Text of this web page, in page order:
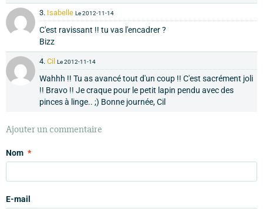
3. Isabelle Le 2012-11-14
C'est ravissant !! tu vas l'encadrer ?
Bizz
4. Cil Le 2012-11-14
Wahhh !! Tu as avancé tout d'un coup !! C'est sacrément joli
!! Bravo !! Je craque pour le petit lapin pendu avec des
pinces à linge.. ;) Bonne journée, Cil
Ajouter un commentaire
Nom
E-mail